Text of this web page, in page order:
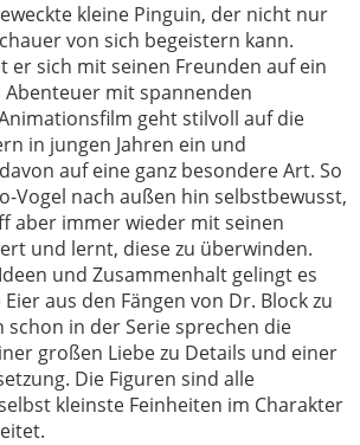
kleine Pinguin, der nicht nur
von sich begeistern kann.
er sich mit seinen Freunden auf ein
mit spannenden
geht stilvoll auf die
in jungen Jahren ein und
auf eine ganz besondere Art. So
Vogel nach außen hin selbstbewusst,
aber immer wieder mit seinen
und lernt, diese zu überwinden.
und Zusammenhalt gelingt es
aus den Fängen von Dr. Block zu
schon in der Serie sprechen die
großen Liebe zu Details und einer
Die Figuren sind alle
kleinste Feinheiten im Charakter